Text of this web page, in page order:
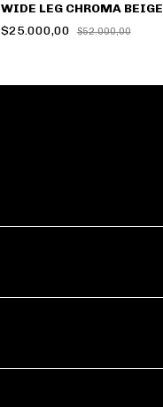
WIDE LEG CHROMA BEIGE
$25.000,00
$52.000,00